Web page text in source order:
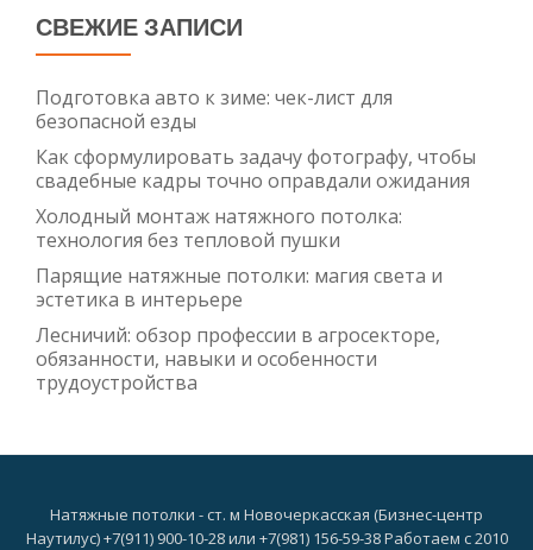
СВЕЖИЕ ЗАПИСИ
Подготовка авто к зиме: чек-лист для
безопасной езды
Как сформулировать задачу фотографу, чтобы
свадебные кадры точно оправдали ожидания
Холодный монтаж натяжного потолка:
технология без тепловой пушки
Парящие натяжные потолки: магия света и
эстетика в интерьере
Лесничий: обзор профессии в агросекторе,
обязанности, навыки и особенности
трудоустройства
Натяжные потолки - ст. м Новочеркасская (Бизнес-центр
Наутилус) +7(911) 900-10-28 или +7(981) 156-59-38 Работаем с 2010